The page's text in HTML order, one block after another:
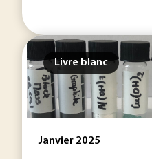
Livre blanc
Janvier 2025